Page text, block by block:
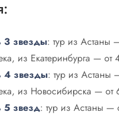
3 звезды: тур из Астаны
из Екатеринбурга — от
4 звезды: тур из Астаны
из Новосибирска — от
5 звезд: тур из Астаны —